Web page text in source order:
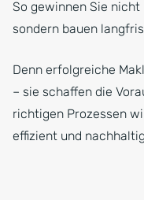
So gewinnen Sie
sondern bauen
Denn erfolgreiche
– sie schaffen die
richtigen Prozessen
effizient und